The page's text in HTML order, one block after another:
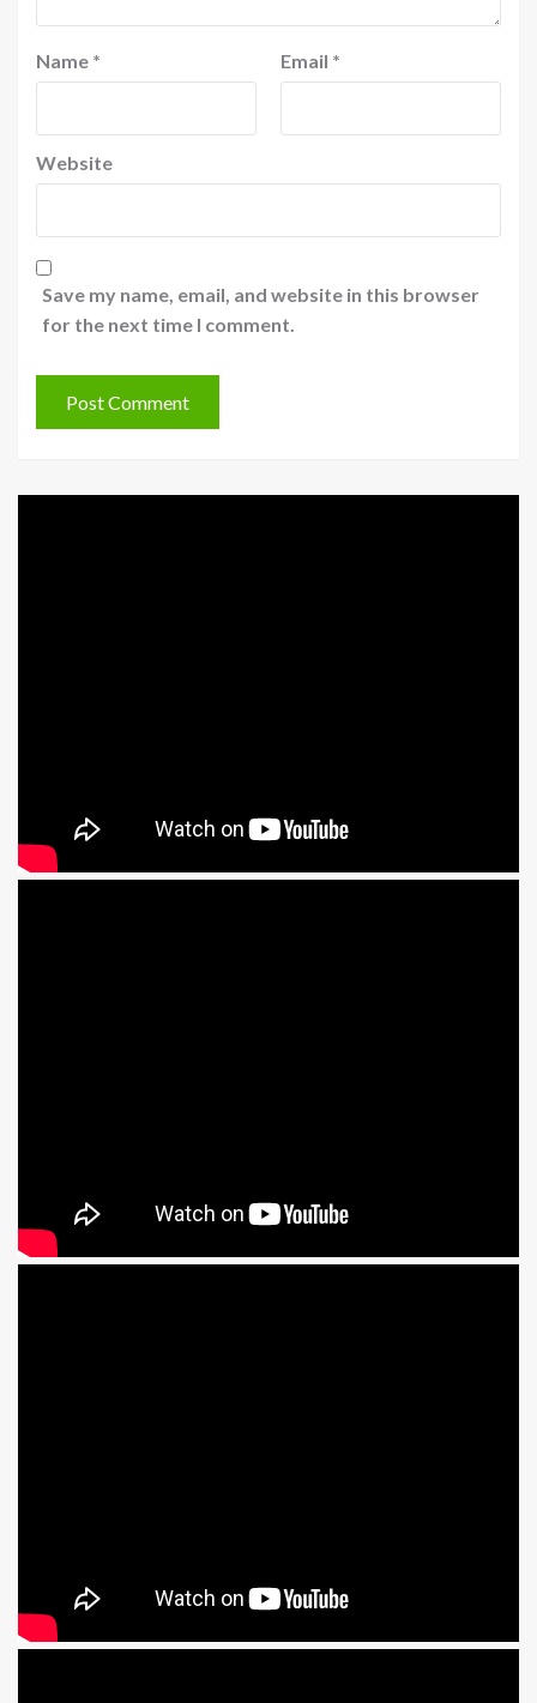
Name * Email *
Website
Save my name, email, and website in this browser
for the next time I comment.